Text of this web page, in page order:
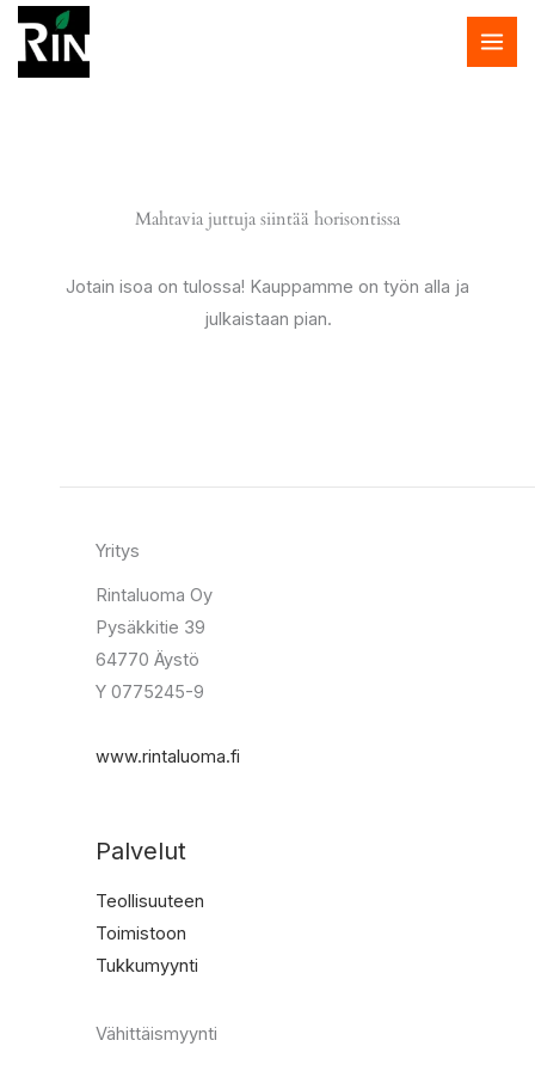
sisältöön
Mahtavia juttuja siintää horisontissa
Jotain isoa on tulossa! Kauppamme on työn alla ja
julkaistaan pian.
Yritys
Rintaluoma Oy
Pysäkkitie 39
64770 Äystö
Y 0775245-9
www.rintaluoma.fi
Palvelut
Teollisuuteen
Toimistoon
Tukkumyynti
Vähittäismyynti